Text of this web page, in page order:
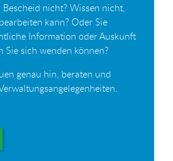
nicht? Wissen nicht,
kann? Oder Sie
Information oder Auskunft
Sie sich wenden können?
genau hin, beraten und